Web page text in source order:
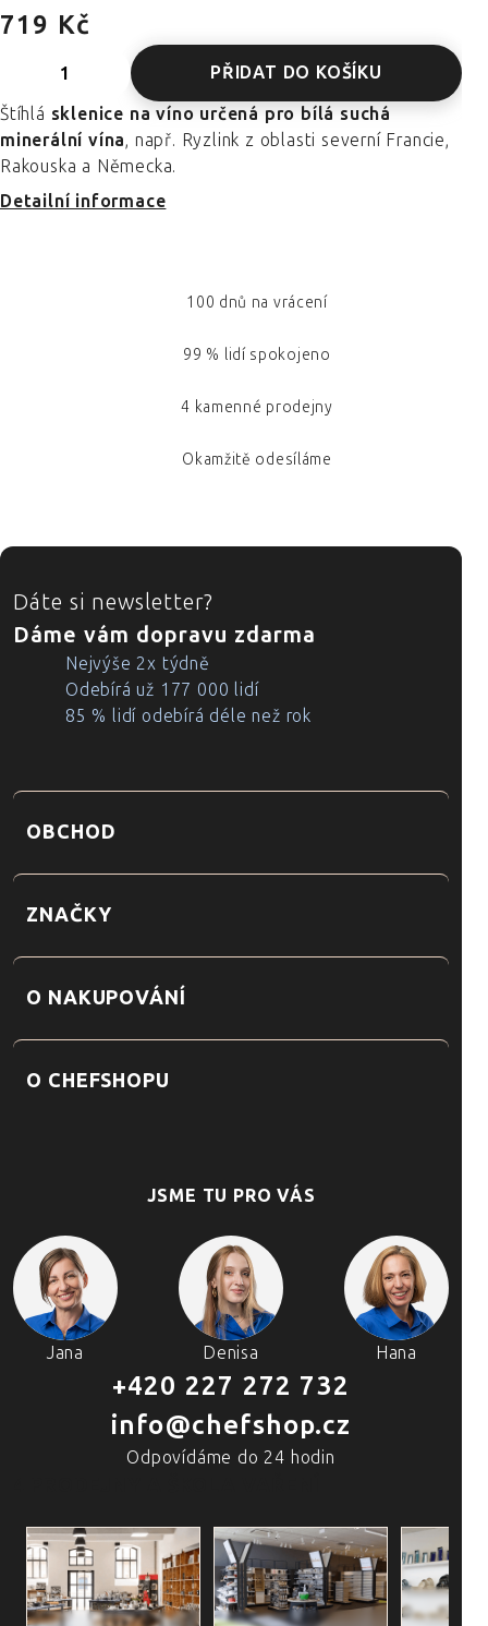
719 Kč
PŘIDAT DO KOŠÍKU
Štíhlá sklenice na víno určená pro bílá suchá
minerální vína, např. Ryzlink z oblasti severní Francie,
Rakouska a Německa.
Detailní informace
100 dnů na vrácení
99 % lidí spokojeno
4 kamenné prodejny
Okamžitě odesíláme
ZÁPATÍ
Dáte si newsletter?
Dáme vám dopravu zdarma
Nejvýše 2x týdně
Odebírá už 177 000 lidí
85 % lidí odebírá déle než rok
OBCHOD
ZNAČKY
O NAKUPOVÁNÍ
O CHEFSHOPU
JSME TU PRO VÁS
Jana Denisa Hana
+420 227 272 732
info@chefshop.cz
Odpovídáme do 24 hodin